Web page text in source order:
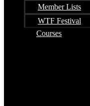
Member Lists
WTF Festival
Courses